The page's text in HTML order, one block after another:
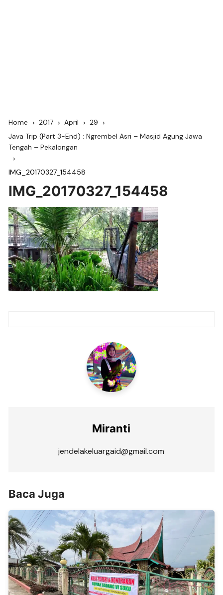
Home 2017 April
29
Java Trip (Part 3-End) : Ngrembel Asri – Masjid Agung Jawa
Tengah – Pekalongan
IMG_20170327_154458
IMG_20170327_154458
navigation
Miranti
jendelakeluargaid@gmail.com
Baca Juga